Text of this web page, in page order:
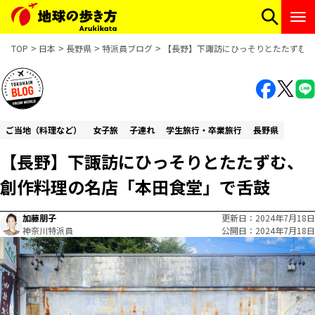
TOP 日本 長野県 特派員ブログ 【長野】下諏訪にひっそりとたたずむ
ご当地（料理など） 女子旅 子連れ 学生旅行・卒業旅行 長野県
【長野】下諏訪にひっそりとたたずむ、
創作料理の名店「本田食堂」で舌鼓
加藤朋子
神奈川特派員
更新日
2024年7月18日
公開日
2024年7月18日